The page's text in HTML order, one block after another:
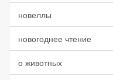
новеллы
новогоднее чтение
о животных